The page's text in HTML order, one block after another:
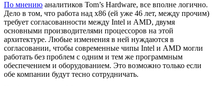
По мнению аналитиков Tom’s Hardware, все вполне логично.
Дело в том, что работа над x86 (ей уже 46 лет, между прочим)
требует согласованности между Intel и AMD, двумя
основными производителями процессоров на этой
архитектуре. Любые изменения в ней нуждаются в
согласовании, чтобы современные чипы Intel и AMD могли
работать без проблем с одним и тем же программным
обеспечением и оборудованием. Это возможно только если
обе компании будут тесно сотрудничать.